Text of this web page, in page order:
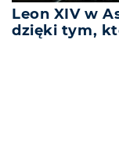
Leon XIV w
dzięki tym,